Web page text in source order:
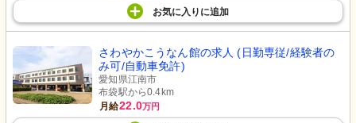
お気に入り に追加
さわやかこうなん館の求人 (日勤専従/経験者の
み可/自動車免許)
愛知県江南市
布袋駅から0.4km
月給22.0万円